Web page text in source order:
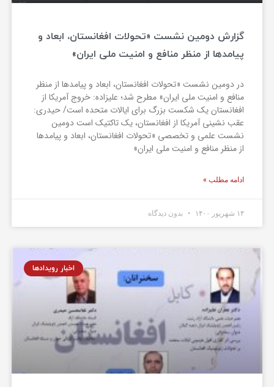
گزارش دومین نشست «تحولات افغانستان، ابعاد و
پیامدها از منظر منافع و امنیت ملی ایران»
در دومین نشست «تحولات افغانستان، ابعاد و پیامدها از منظر
منافع و امنیت ملی ایران» مطرح شد؛ علیزاده: خروج آمریکا از
افغانستان یک شکست بزرگ برای ایالات متحده است/ حیدری:
عقب نشینی آمریکا از افغانستان، یک تاکتیک است دومین
نشست علمی و تخصصی «تحولات افغانستان، ابعاد و پیامدها
از منظر منافع و امنیت ملی ایران»
ادامه مطلب »
۱۴ شهریور ۱۴۰۰ بدون دیدگاه
اخبار رویدادها